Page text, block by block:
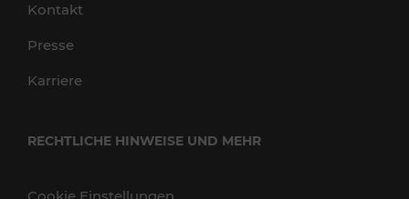
Kontakt
Presse
Karriere
RECHTLICHE HINWEISE UND MEHR